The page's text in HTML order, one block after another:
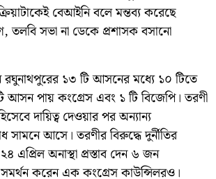
বেআইনি বলে মন্তব্য করেছে
তলবি সভা না ডেকে প্রশাসক বসানো
রঘুনাথপুরের ১৩ টি আসনের মধ্যে ১০ টিতে
পায় কংগ্রেস এবং ১ টি বিজেপি। তরণী
দায়িত্ব দেওয়ার পর অন্যান্য
সামনে আসে। তরণীর বিরুদ্ধে দুর্নীতির
অনাস্থা প্রস্তাব দেন ৬ জন
সমর্থন করেন এক কংগ্রেস কাউন্সিলরও।